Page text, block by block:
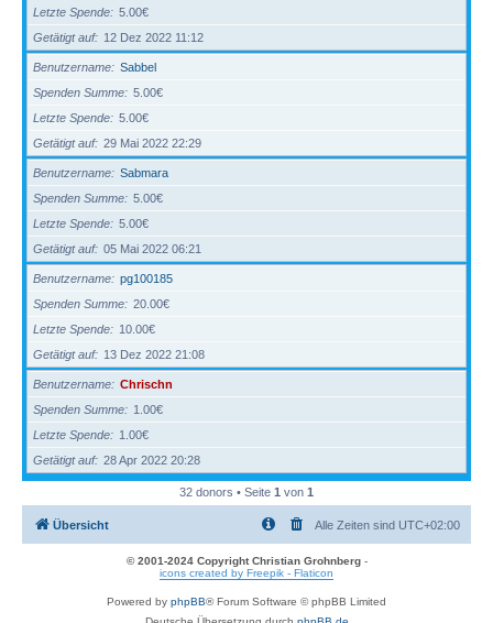
Letzte Spende
5.00€
Getätigt auf
12 Dez 2022 11:12
Benutzername
Sabbel
Spenden Summe
5.00€
Letzte Spende
5.00€
Getätigt auf
29 Mai 2022 22:29
Benutzername
Sabmara
Spenden Summe
5.00€
Letzte Spende
5.00€
Getätigt auf
05 Mai 2022 06:21
Benutzername
pg100185
Spenden Summe
20.00€
Letzte Spende
10.00€
Getätigt auf
13 Dez 2022 21:08
Benutzername
Chrischn
Spenden Summe
1.00€
Letzte Spende
1.00€
Getätigt auf
28 Apr 2022 20:28
32 donors • Seite 1 von 1
Übersicht Alle Zeiten sind UTC+02:00
© 2001-2024 Copyright Christian Grohnberg-
icons created by Freepik - Flaticon
Powered by phpBB® Forum Software © phpBB Limited